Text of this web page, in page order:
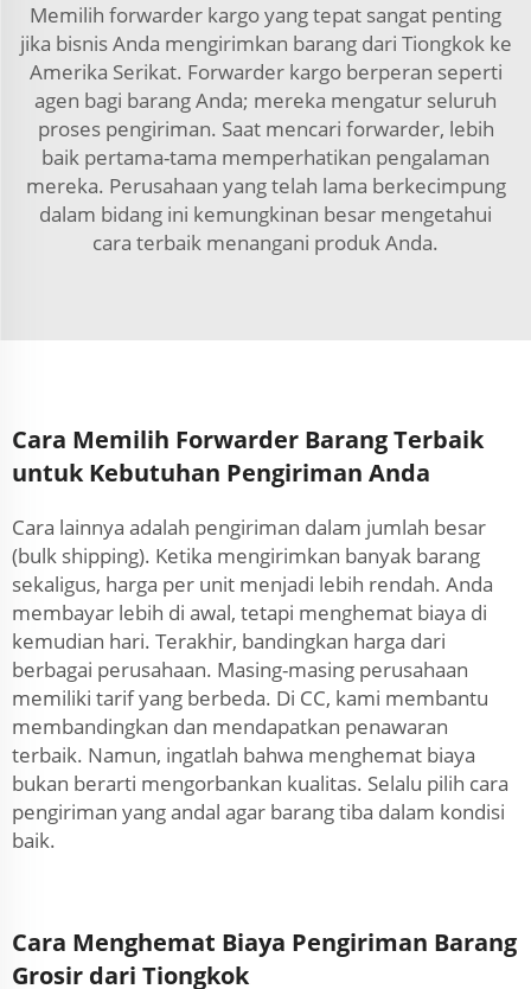
Memilih forwarder kargo yang tepat sangat penting
jika bisnis Anda mengirimkan barang dari Tiongkok ke
Amerika Serikat. Forwarder kargo berperan seperti
agen bagi barang Anda; mereka mengatur seluruh
proses pengiriman. Saat mencari forwarder, lebih
baik pertama-tama memperhatikan pengalaman
mereka. Perusahaan yang telah lama berkecimpung
dalam bidang ini kemungkinan besar mengetahui
cara terbaik menangani produk Anda.
Cara Memilih Forwarder Barang Terbaik
untuk Kebutuhan Pengiriman Anda
Cara lainnya adalah pengiriman dalam jumlah besar
(bulk shipping). Ketika mengirimkan banyak barang
sekaligus, harga per unit menjadi lebih rendah. Anda
membayar lebih di awal, tetapi menghemat biaya di
kemudian hari. Terakhir, bandingkan harga dari
berbagai perusahaan. Masing-masing perusahaan
memiliki tarif yang berbeda. Di CC, kami membantu
membandingkan dan mendapatkan penawaran
terbaik. Namun, ingatlah bahwa menghemat biaya
bukan berarti mengorbankan kualitas. Selalu pilih cara
pengiriman yang andal agar barang tiba dalam kondisi
baik.
Cara Menghemat Biaya Pengiriman Barang
Grosir dari Tiongkok